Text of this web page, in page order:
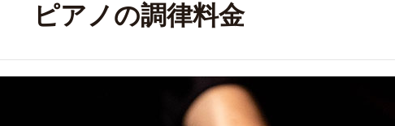
ピアノの調律料金